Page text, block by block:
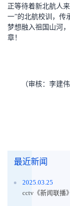
正等待着新北航人
一”的北航校训，传
梦想融入祖国山河
章！
（审核：李建伟
最近新闻
2025.03.25
cctv《新闻联播